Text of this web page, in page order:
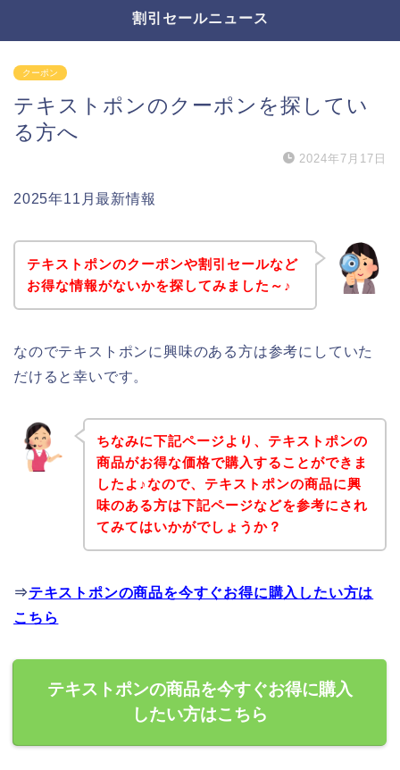
割引セールニュース
クーポン
テキストポンのクーポンを探してい
る方へ
2024年7月17日
2025年11月最新情報
テキストポンのクーポンや割引セールなど
お得な情報がないかを探してみました～♪
なのでテキストポンに興味のある方は参考にしていた
だけると幸いです。
ちなみに下記ページより、テキストポンの
商品がお得な価格で購入することができま
したよ♪なので、テキストポンの商品に興
味のある方は下記ページなどを参考にされ
てみてはいかがでしょうか？
⇒テキストポンの商品を今すぐお得に購入したい方は
こちら
テキストポンの商品を今すぐお得に購入
したい方はこちら